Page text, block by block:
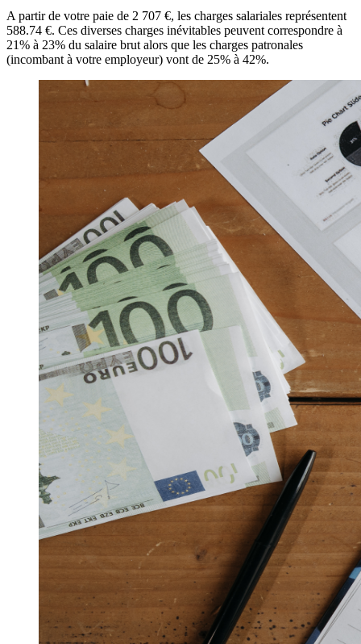
A partir de votre paie de 2 707 €, les charges salariales représentent
588.74 €. Ces diverses charges inévitables peuvent correspondre à
21% à 23% du salaire brut alors que les charges patronales
(incombant à votre employeur) vont de 25% à 42%.